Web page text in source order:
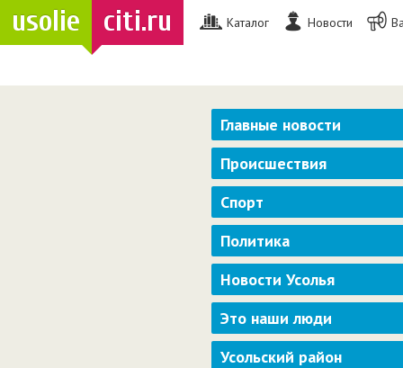
usolie citi.ru Каталог Новости
Главные новости
Происшествия
Спорт
Политика
Новости Усолья
Это наши люди
Усольский район